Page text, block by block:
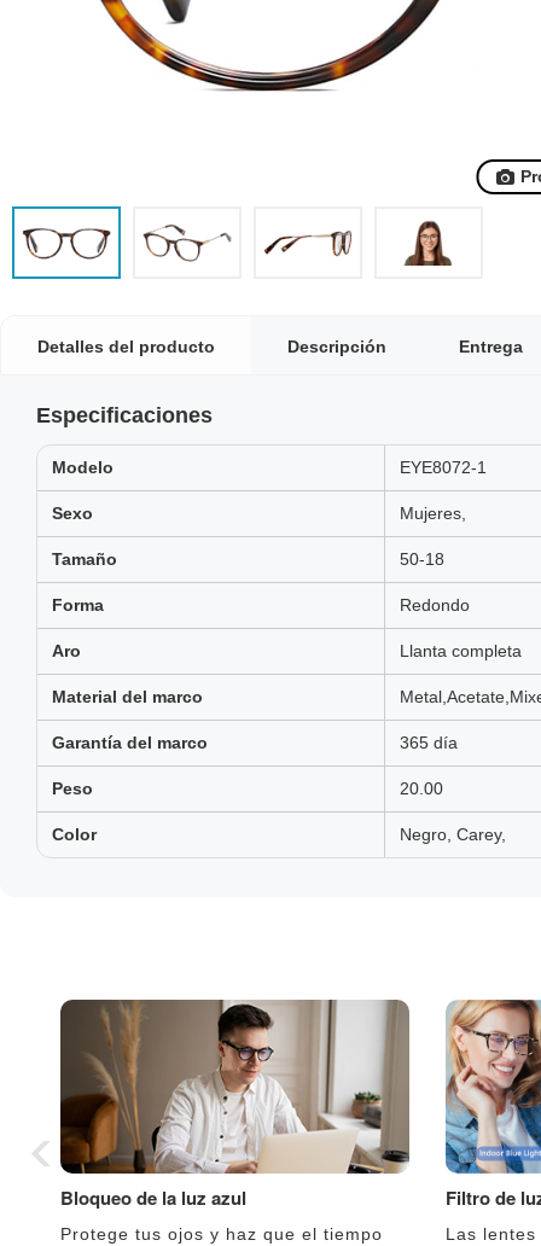
Detalles del producto Descripción Entrega
Especificaciones
Modelo EYE8072-1
Sexo Mujeres,
Tamaño 50-18
Forma Redondo
Aro Llanta completa
Material del marco
Garantía del marco 365 día
Peso 20.00
Color Negro, Carey,
Bloqueo de la luz azul
Protege tus ojos y haz que el tiempo
Filtro de
Las